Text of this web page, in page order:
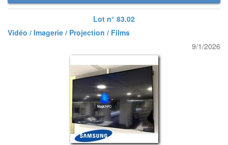
Lot n° 83.02
Vidéo / Imagerie / Projection / Films
9/1/2026